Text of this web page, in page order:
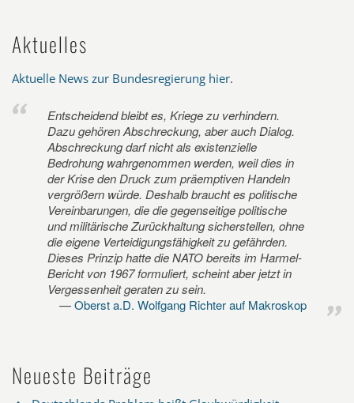
Aktuelles
Aktuelle News zur Bundesregierung hier.
Entscheidend bleibt es, Kriege zu verhindern.
Dazu gehören Abschreckung, aber auch Dialog.
Abschreckung darf nicht als existenzielle
Bedrohung wahrgenommen werden, weil dies in
der Krise den Druck zum präemptiven Handeln
vergrößern würde. Deshalb braucht es politische
Vereinbarungen, die die gegenseitige politische
und militärische Zurückhaltung sicherstellen, ohne
die eigene Verteidigungsfähigkeit zu gefährden.
Dieses Prinzip hatte die NATO bereits im Harmel-
Bericht von 1967 formuliert, scheint aber jetzt in
Vergessenheit geraten zu sein.
Oberst a.D. Wolfgang Richter auf Makroskop
Neueste Beiträge